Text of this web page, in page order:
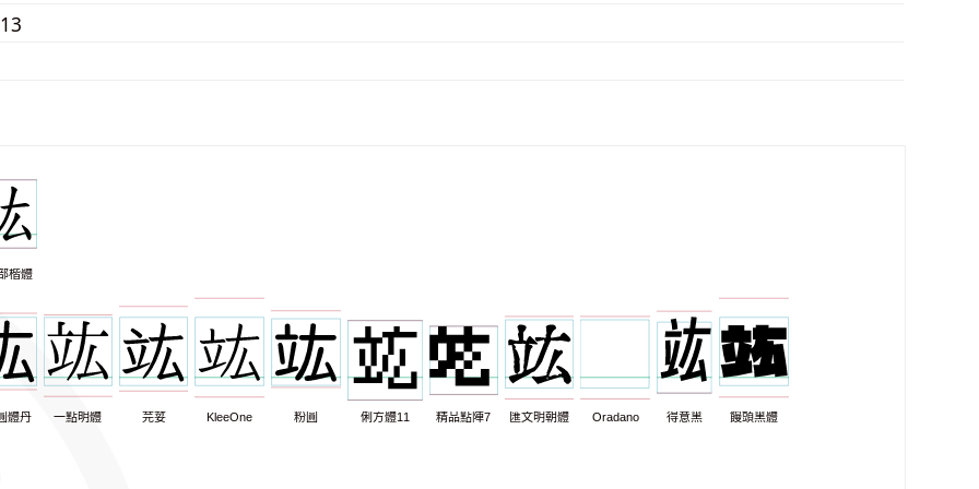
楷體
體丹 一點明體 芫荽 KleeOne 粉圓 俐方體11 精品點陣7 匯文明朝體 Oradano 得意黑 饅頭黑體